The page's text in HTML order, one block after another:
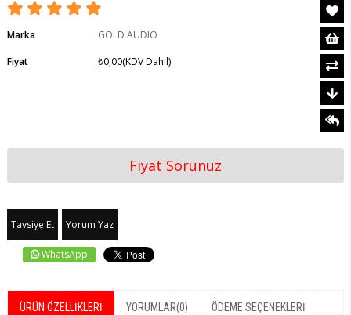
Marka
GOLD AUDIO
Fiyat
₺0,00(KDV Dahil)
Fiyat Sorunuz
Tavsiye Et Yorum Yaz
WhatsApp
ÜRÜN ÖZELLIKLERI YORUMLAR(0) ÖDEME SEÇENEKLERI